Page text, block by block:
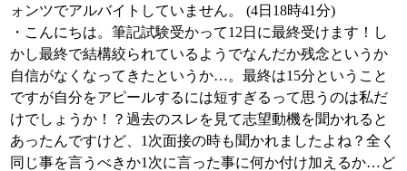
ォンツでアルバイトしていません。 (4日18時41分)
・こんにちは。筆記試験受かって12日に最終受けます！し
かし最終で結構絞られているようでなんだか残念というか
自信がなくなってきたというか…。最終は15分ということ
ですが自分をアピールするには短すぎるって思うのは私だ
けでしょうか！？過去のスレを見て志望動機を聞かれると
あったんですけど、1次面接の時も聞かれましたよね？全く
同じ事を言うべきか1次に言った事に何か付け加えるか…ど